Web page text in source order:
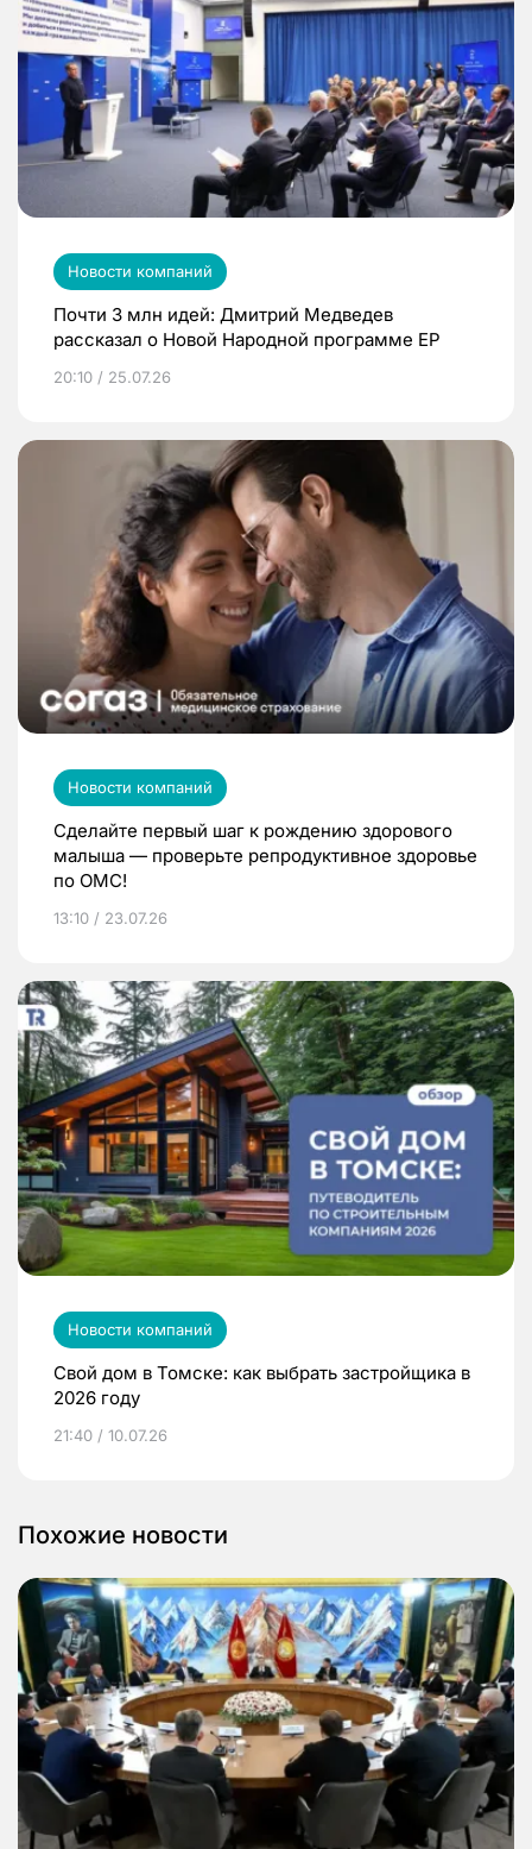
Новости компаний
Почти 3 млн идей: Дмитрий Медведев
рассказал о Новой Народной программе ЕР
20:10 / 25.07.26
Новости компаний
Сделайте первый шаг к рождению здорового
малыша — проверьте репродуктивное здоровье
по ОМС!
13:10 / 23.07.26
Новости компаний
Свой дом в Томске: как выбрать застройщика в
2026 году
21:40 / 10.07.26
Похожие новости